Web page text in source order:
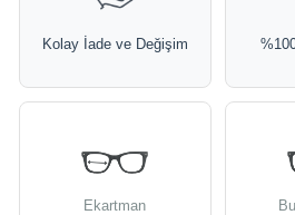
Kolay İade ve Değişim
Ekartman